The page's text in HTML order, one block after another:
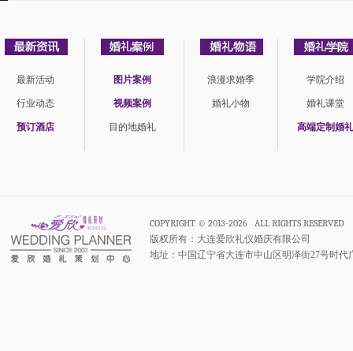
最新活动
行业动态
预订酒店
图片案例
视频案例
目的地婚礼
浪漫求婚季
婚礼小物
学院介绍
婚礼课堂
高端定制婚礼
COPYRIGHT © 2013-2026 ALL RIGHTS RESERVED
版权所有：大连爱欣礼仪婚庆有限公司
地址：中国辽宁省大连市中山区明泽街27号时代